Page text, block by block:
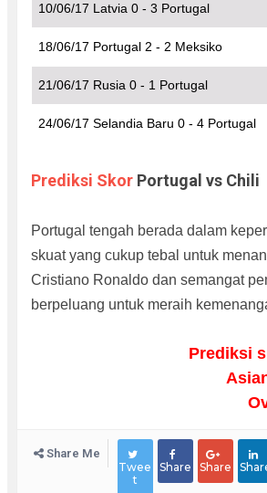
10/06/17 Latvia 0 - 3 Portugal
18/06/17 Portugal 2 - 2 Meksiko
21/06/17 Rusia 0 - 1 Portugal
24/06/17 Selandia Baru 0 - 4 Portugal
Prediksi SkorPortugal vs Chili
Portugal tengah berada dalam
skuat yang cukup tebal untuk
Cristiano Ronaldo dan semangat
berpeluang untuk meraih
Prediksi
Share Me
Twee
t
Share Share